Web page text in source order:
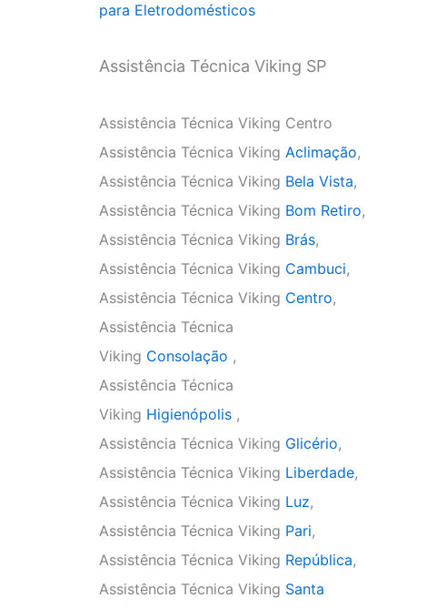
para Eletrodomésticos
Assistência Técnica Viking SP
Assistência Técnica Viking Centro
Assistência Técnica Viking Aclimação,
Assistência Técnica Viking Bela Vista,
Assistência Técnica Viking Bom Retiro,
Assistência Técnica Viking Brás,
Assistência Técnica Viking Cambuci,
Assistência Técnica Viking Centro,
Assistência Técnica
Viking Consolação ,
Assistência Técnica
Viking Higienópolis ,
Assistência Técnica Viking Glicério,
Assistência Técnica Viking Liberdade,
Assistência Técnica Viking Luz,
Assistência Técnica Viking Pari,
Assistência Técnica Viking República,
Assistência Técnica Viking Santa